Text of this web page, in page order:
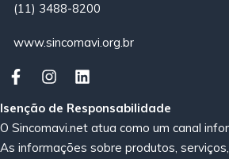
(11) 3488-8200
www.sincomavi.org.br
Isenção de Responsabilidade
O Sincomavi.net atua como um canal
As informações sobre produtos,